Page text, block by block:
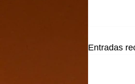
Entradas